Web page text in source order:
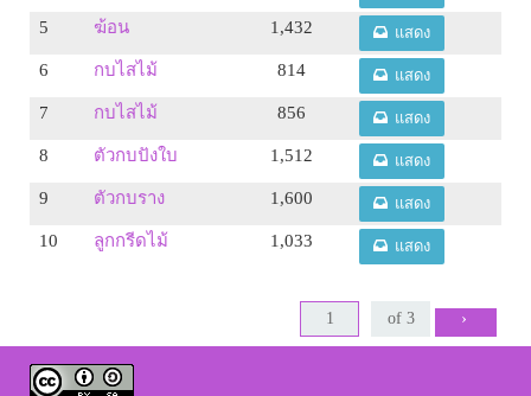
5 ฆ้อน 1,432 แสดง
6 กบไสไม้ 814 แสดง
7 กบไสไม้ 856 แสดง
8 ตัวกบปังใบ 1,512 แสดง
9 ตัวกบราง 1,600 แสดง
10 ลูกกรีดไม้ 1,033 แสดง
›